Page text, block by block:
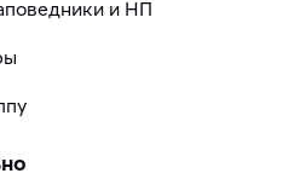
и НП